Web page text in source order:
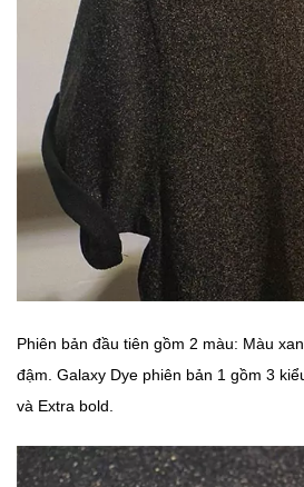
Phiên bản đầu tiên gồm 2 màu: Màu
đậm. Galaxy Dye phiên bản 1 gồm 3
và Extra bold.